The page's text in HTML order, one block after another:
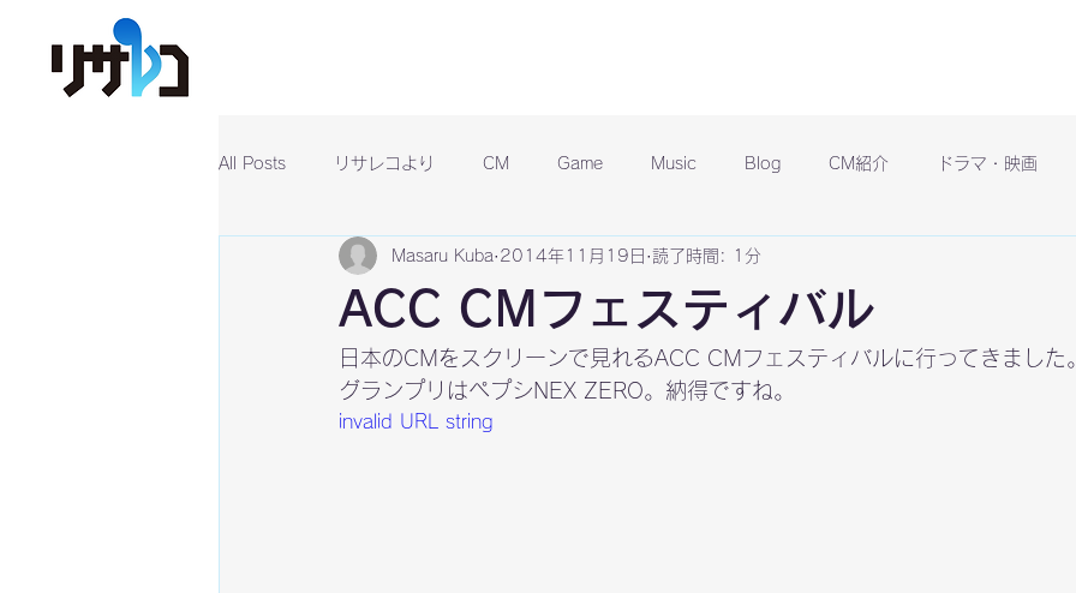
All Posts リサレコより CM Game Music Blog CM紹介 ドラマ・映画
ACC CMフェスティバル
Masaru Kuba 2014年11月19日 読了時間: 1分
日本のCMをスクリーンで見れるACC CMフェスティバルに行ってきました。
グランプリはペプシNEX ZERO。納得ですね。
invalid URL string